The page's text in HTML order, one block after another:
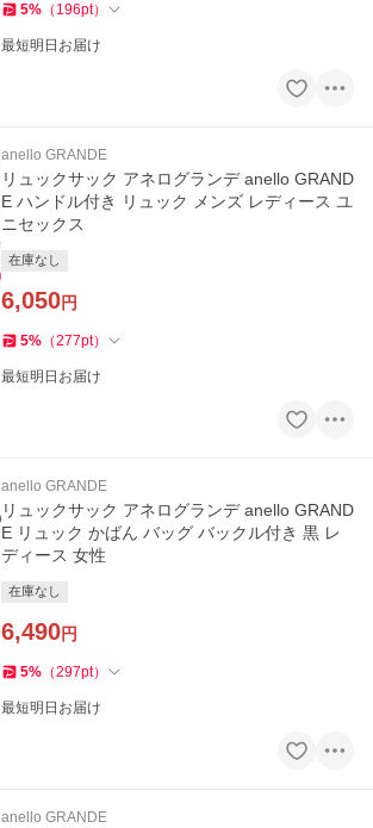
5% （ 196pt）
最短明日お届け
anello GRANDE
リュックサック アネログランデ anello GRAND
E ハンドル付き リュック メンズ レディース ユ
ニセックス
在庫なし
6,050円
5% （277pt）
最短明日お届け
anello GRANDE
リュックサック アネログランデ anello GRAND
E リュック かばん バッグ バックル付き 黒 レ
ディース 女性
在庫なし
6,490円
5% （297pt）
最短明日お届け
anello GRANDE